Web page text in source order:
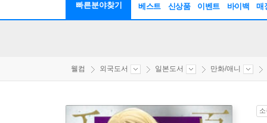
빠른분야찾기 베스트 신상품 이벤트 바이백 매
웰컴 외국도서 일본도서 만화/애니